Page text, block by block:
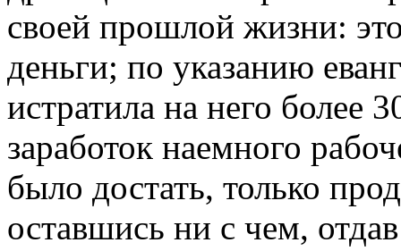
своей прошлой жизни:
деньги; по указанию
истратила на него более
заработок наемного
было достать, только
оставшись ни с чем,